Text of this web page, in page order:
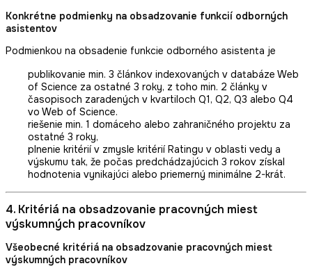
Konkrétne podmienky na obsadzovanie funkcií odborných
asistentov
Podmienkou na obsadenie funkcie odborného asistenta je
publikovanie min. 3 článkov indexovaných v databáze Web
of Science za ostatné 3 roky, z toho min. 2 články v
časopisoch zaradených v kvartiloch Q1, Q2, Q3 alebo Q4
vo Web of Science.
riešenie min. 1 domáceho alebo zahraničného projektu za
ostatné 3 roky,
plnenie kritérií v zmysle kritérií Ratingu v oblasti vedy a
výskumu tak, že počas predchádzajúcich 3 rokov získal
hodnotenia vynikajúci alebo priemerný minimálne 2-krát.
4. Kritériá na obsadzovanie pracovných miest
výskumných pracovníkov
Všeobecné kritériá na obsadzovanie pracovných miest
výskumných pracovníkov